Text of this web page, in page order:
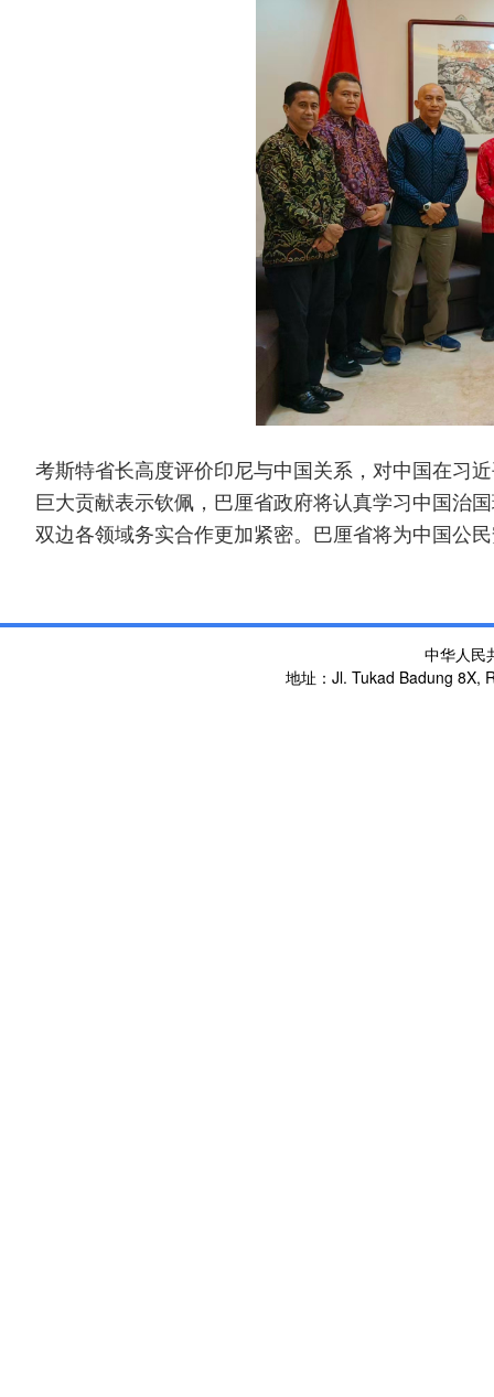
考斯特省长高度评价印尼与中国关系，对中国在习
巨大贡献表示钦佩，巴厘省政府将认真学习中国治
双边各领域务实合作更加紧密。巴厘省将为中国公
中华人民
地址：Jl. Tukad Badung 8X,